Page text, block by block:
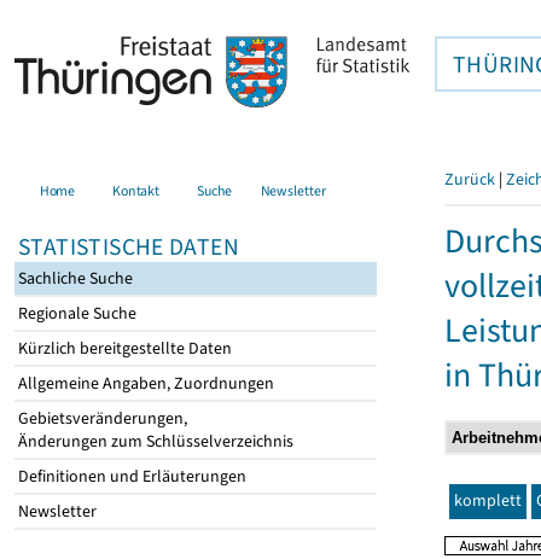
Home Kontakt Suche Newsletter
STATISTISCHE DATEN
Sachliche Suche
Regionale Suche
Kürzlich bereitgestellte Daten
Allgemeine Angaben, Zuordnungen
Gebietsveränderungen,
Änderungen zum Schlüsselverzeichnis
Definitionen und Erläuterungen
Newsletter
Zurück |
in
komplett